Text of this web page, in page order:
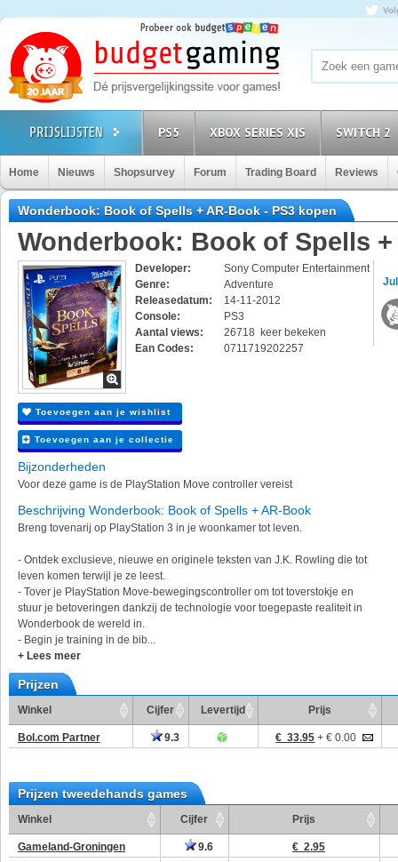
PS5 XBOX SERIES X|S SWITCH 2
Home Nieuws Shopsurvey Forum Trading Board Reviews
Wonderbook: Book of Spells + AR-Book - PS3 kopen
Wonderbook: Book of Spells
Developer:
Sony Computer Entertainment
Genre:
Adventure
Releasedatum:
14-11-2012
Console:
PS3
Aantal views:
26718 keer bekeken
Ean Codes:
0711719202257
Toevoegen aan je wishlist
Toevoegen aan je collectie
Bijzonderheden
Voor deze game is de PlayStation Move controller vereist
Beschrijving Wonderbook: Book of Spells + AR-Book
Breng tovenarij op PlayStation 3 in je woonkamer tot leven.
- Ontdek exclusieve, nieuwe en originele teksten van J.K. Rowling die tot
leven komen terwijl je ze leest.
- Tover je PlayStation Move-bewegingscontroller om tot toverstokje en
stuur je betoveringen dankzij de technologie voor toegepaste realiteit in
Wonderbook de wereld in.
- Begin je training in de bib...
+ Lees meer
Prijzen
Winkel Cijfer Levertijd Prijs
Bol.com Partner 9.3 € 33.95 + € 0.00
Prijzen tweedehands games
Winkel Cijfer Prijs
Gameland-Groningen 9.6
€ 2.95